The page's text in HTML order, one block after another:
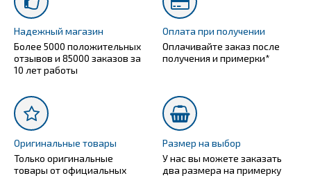
Надежный магазин
Более 5000 положительных
отзывов и 85000 заказов за
10 лет работы
Оплата при получении
Оплачивайте заказ после
получения и примерки*
Оригинальные товары
Только оригинальные
товары от официальных
Размер на выбор
У нас вы можете заказать
два размера на примерку